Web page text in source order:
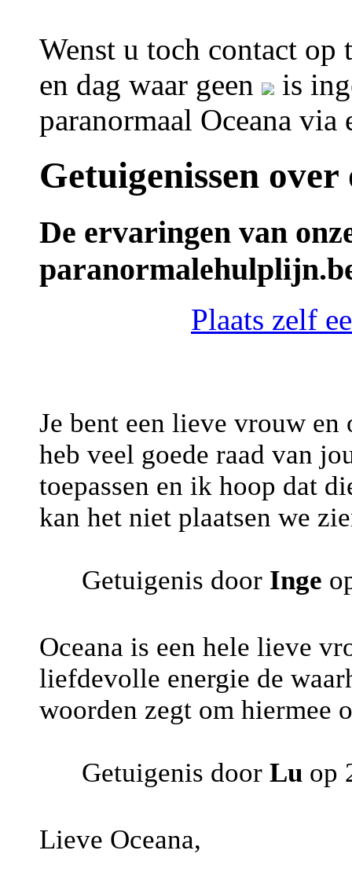
Wenst u toch contact op
en dag waar geen
is
paranormaal Oceana via
Getuigenissen
De ervaringen van
Plaats zelf
Je bent een lieve vrouw
heb veel goede raad van
toepassen en ik hoop dat
kan het niet plaatsen we
Getuigenis door Inge
Oceana is een hele lieve
liefdevolle energie de
woorden zegt om hiermee
Getuigenis door Lu op
Lieve Oceana,